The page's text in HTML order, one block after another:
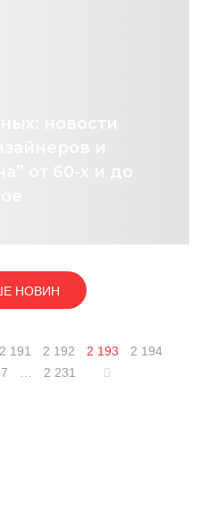
новости
от 60-х и до
НОВИН
2 191 2 192 2 193
2 194
2 231